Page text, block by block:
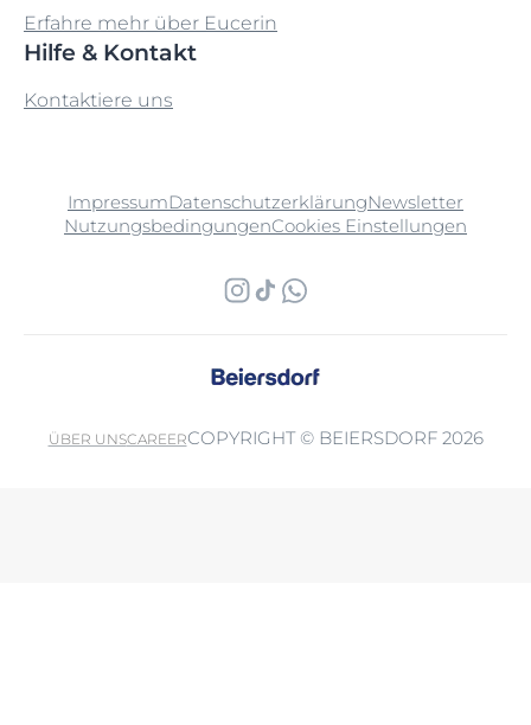
Erfahre mehr über Eucerin
Hilfe & Kontakt
Kontaktiere uns
ImpressumDatenschutzerklärungNewsletter
NutzungsbedingungenCookies Einstellungen
ÜBER UNSCAREERCOPYRIGHT © BEIERSDORF 2026